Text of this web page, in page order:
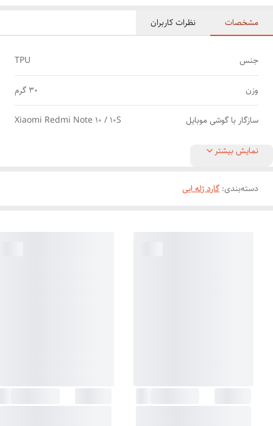
مشخصات نظرات کاربران
جنس TPU
وزن 30 گرم
سازگار با گوشی موبایل Xiaomi Redmi Note 10 / 10S
نمایش بیشتر
دسته‌بندی: گارد ژله ایی